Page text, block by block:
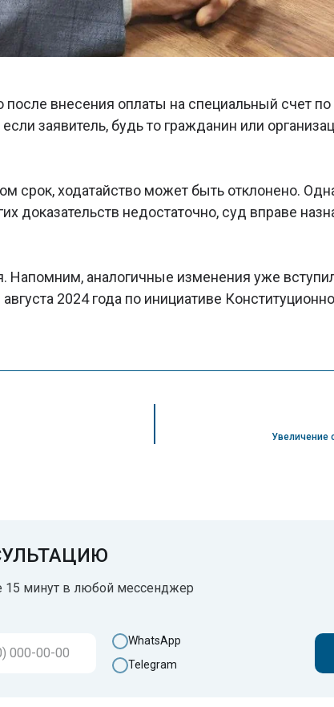
после внесения оплаты на специальный счет по
заявитель, будь то гражданин или
срок, ходатайство может быть отклонено.
доказательств недостаточно, суд вправе
Напомним, аналогичные изменения уже
2024 года по инициативе
Увеличение
минут в любой мессенджер
WhatsApp
Telegram